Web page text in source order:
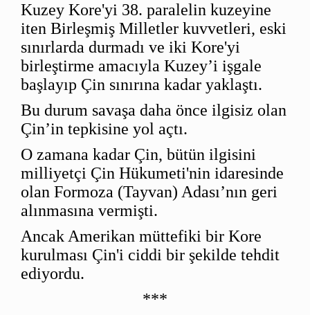
Kuzey Kore'yi 38. paralelin kuzeyine
iten Birleşmiş Milletler kuvvetleri, eski
sınırlarda durmadı ve iki Kore'yi
birleştirme amacıyla Kuzey’i işgale
başlayıp Çin sınırına kadar yaklaştı.
Bu durum savaşa daha önce ilgisiz olan
Çin’in tepkisine yol açtı.
O zamana kadar Çin, bütün ilgisini
milliyetçi Çin Hükumeti'nin idaresinde
olan Formoza (Tayvan) Adası’nın geri
alınmasına vermişti.
Ancak Amerikan müttefiki bir Kore
kurulması Çin'i ciddi bir şekilde tehdit
ediyordu.
***